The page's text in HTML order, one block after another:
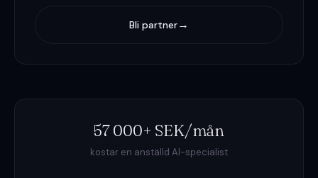
Bli partner→
57 000+ SEK/mån
kostar en anställd AI-specialist